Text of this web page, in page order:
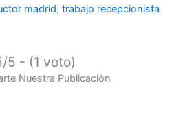
madrid, trabajo recepcionista
5 - (1 voto)
Nuestra Publicación